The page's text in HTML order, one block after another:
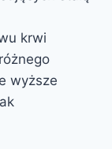
krwi
wyższe